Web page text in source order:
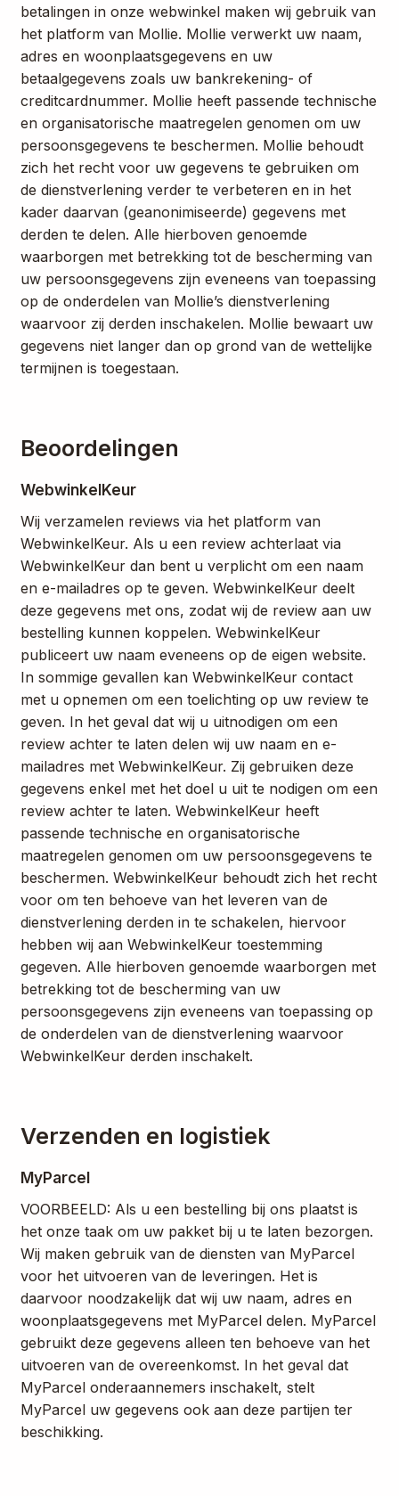
betalingen in onze webwinkel maken wij gebruik van
het platform van Mollie. Mollie verwerkt uw naam,
adres en woonplaatsgegevens en uw
betaalgegevens zoals uw bankrekening- of
creditcardnummer. Mollie heeft passende technische
en organisatorische maatregelen genomen om uw
persoonsgegevens te beschermen. Mollie behoudt
zich het recht voor uw gegevens te gebruiken om
de dienstverlening verder te verbeteren en in het
kader daarvan (geanonimiseerde) gegevens met
derden te delen. Alle hierboven genoemde
waarborgen met betrekking tot de bescherming van
uw persoonsgegevens zijn eveneens van toepassing
op de onderdelen van Mollie’s dienstverlening
waarvoor zij derden inschakelen. Mollie bewaart uw
gegevens niet langer dan op grond van de wettelijke
termijnen is toegestaan.
Beoordelingen
WebwinkelKeur
Wij verzamelen reviews via het platform van
WebwinkelKeur. Als u een review achterlaat via
WebwinkelKeur dan bent u verplicht om een naam
en e-mailadres op te geven. WebwinkelKeur deelt
deze gegevens met ons, zodat wij de review aan uw
bestelling kunnen koppelen. WebwinkelKeur
publiceert uw naam eveneens op de eigen website.
In sommige gevallen kan WebwinkelKeur contact
met u opnemen om een toelichting op uw review te
geven. In het geval dat wij u uitnodigen om een
review achter te laten delen wij uw naam en e-
mailadres met WebwinkelKeur. Zij gebruiken deze
gegevens enkel met het doel u uit te nodigen om een
review achter te laten. WebwinkelKeur heeft
passende technische en organisatorische
maatregelen genomen om uw persoonsgegevens te
beschermen. WebwinkelKeur behoudt zich het recht
voor om ten behoeve van het leveren van de
dienstverlening derden in te schakelen, hiervoor
hebben wij aan WebwinkelKeur toestemming
gegeven. Alle hierboven genoemde waarborgen met
betrekking tot de bescherming van uw
persoonsgegevens zijn eveneens van toepassing op
de onderdelen van de dienstverlening waarvoor
WebwinkelKeur derden inschakelt.
Verzenden en logistiek
MyParcel
VOORBEELD: Als u een bestelling bij ons plaatst is
het onze taak om uw pakket bij u te laten bezorgen.
Wij maken gebruik van de diensten van MyParcel
voor het uitvoeren van de leveringen. Het is
daarvoor noodzakelijk dat wij uw naam, adres en
woonplaatsgegevens met MyParcel delen. MyParcel
gebruikt deze gegevens alleen ten behoeve van het
uitvoeren van de overeenkomst. In het geval dat
MyParcel onderaannemers inschakelt, stelt
MyParcel uw gegevens ook aan deze partijen ter
beschikking.